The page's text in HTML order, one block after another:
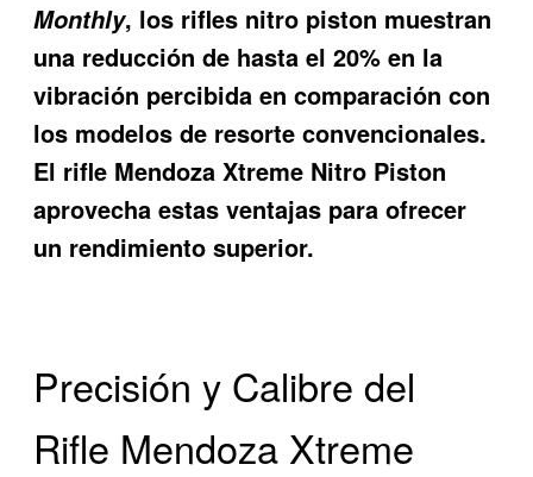
Monthly, los rifles nitro piston muestran
una reducción de hasta el 20% en la
vibración percibida en comparación con
los modelos de resorte convencionales.
El rifle Mendoza Xtreme Nitro Piston
aprovecha estas ventajas para ofrecer
un rendimiento superior.
Precisión y Calibre del
Rifle Mendoza Xtreme